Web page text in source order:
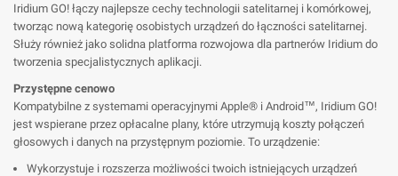
Iridium GO! łączy najlepsze cechy technologii satelitarnej i komórkowej,
tworząc nową kategorię osobistych urządzeń do łączności satelitarnej.
Służy również jako solidna platforma rozwojowa dla partnerów Iridium do
tworzenia specjalistycznych aplikacji.
Przystępne cenowo
Kompatybilne z systemami operacyjnymi Apple® i Android™, Iridium GO!
jest wspierane przez opłacalne plany, które utrzymują koszty połączeń
głosowych i danych na przystępnym poziomie. To urządzenie:
Wykorzystuje i rozszerza możliwości twoich istniejących urządzeń